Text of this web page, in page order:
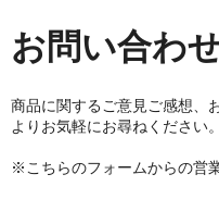
お問い合わ
商品に関するご意見ご感想、
よりお気軽にお尋ねください。
※こちらのフォームからの営